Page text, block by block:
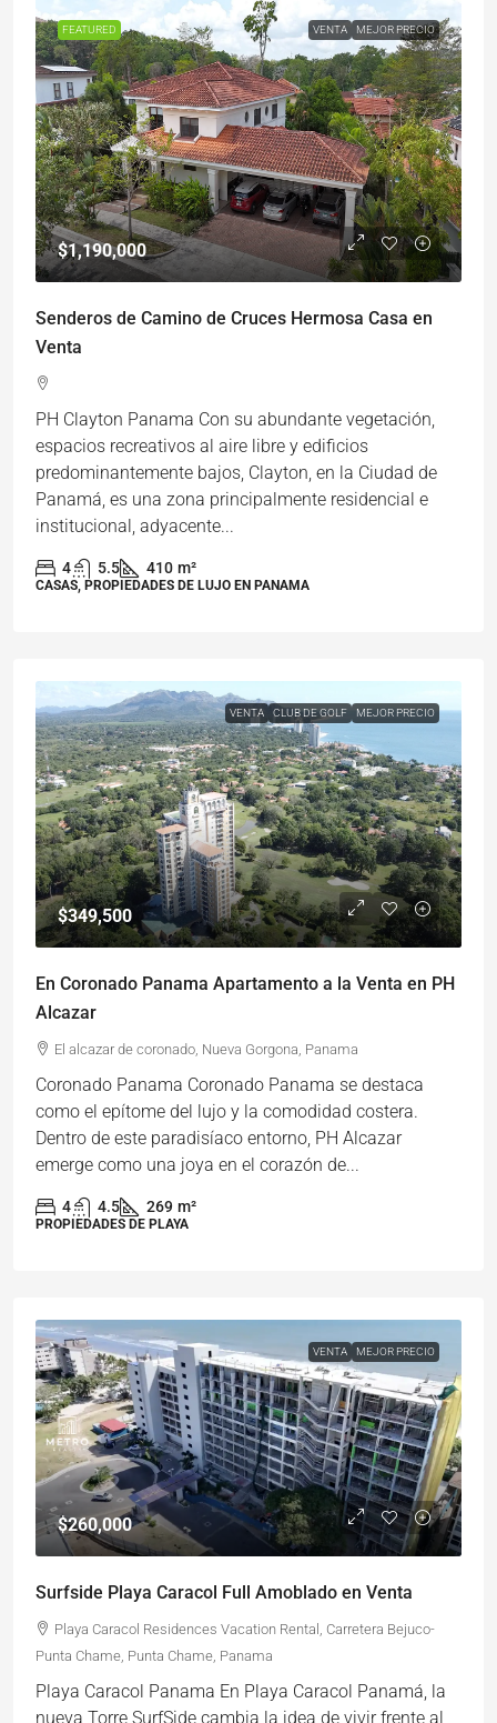
FEATURED VENTA MEJOR PRECIO
$1,190,000
Senderos de Camino de Cruces Hermosa Casa en
Venta
PH Clayton Panama Con su abundante vegetación,
espacios recreativos al aire libre y edificios
predominantemente bajos, Clayton, en la Ciudad de
Panamá, es una zona principalmente residencial e
institucional, adyacente...
4 5.5 410 m²
CASAS, PROPIEDADES DE LUJO EN PANAMA
VENTA CLUB DE GOLF MEJOR PRECIO
$349,500
En Coronado Panama Apartamento a la Venta en PH
Alcazar
El alcazar de coronado, Nueva Gorgona, Panama
Coronado Panama Coronado Panama se destaca
como el epítome del lujo y la comodidad costera.
Dentro de este paradisíaco entorno, PH Alcazar
emerge como una joya en el corazón de...
4 4.5 269 m²
PROPIEDADES DE PLAYA
VENTA MEJOR PRECIO
$260,000
Surfside Playa Caracol Full Amoblado en Venta
Playa Caracol Residences Vacation Rental, Carretera Bejuco-
Punta Chame, Punta Chame, Panama
Playa Caracol Panama En Playa Caracol Panamá, la
nueva Torre SurfSide cambia la idea de vivir frente al